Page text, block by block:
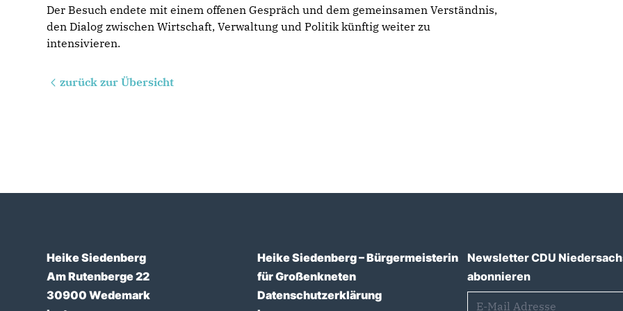
Der Besuch endete mit einem offenen Gespräch und dem gemeinsamen Verständnis,
den Dialog zwischen Wirtschaft, Verwaltung und Politik künftig weiter zu
intensivieren.
zurück zur Übersicht
Heike Siedenberg
Am Rutenberge 22
30900 Wedemark
Heike Siedenberg – Bürgermeisterin
für Großenkneten
Datenschutzerklärung
Newsletter CDU
abonnieren